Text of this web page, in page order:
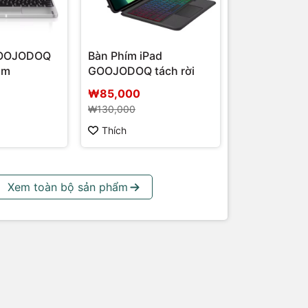
Bàn Phím iPad
GOOJODOQ tách rời
₩85,000
₩130,000
Thích
Xem toàn bộ sản phẩm